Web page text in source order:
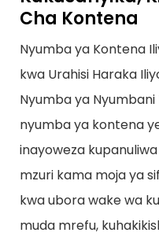
Cha Kontena
Nyumba ya Kontena
kwa Urahisi Haraka
Nyumba ya
nyumba ya kontena
inayoweza
mzuri kama moja ya
kwa ubora wake wa
muda mrefu,